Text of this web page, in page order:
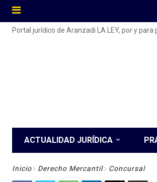
Portal jurídico de Aranzadi LA LEY, por y
ACTUALIDAD JURÍDICA
Inicio Derecho Mercantil Concursal